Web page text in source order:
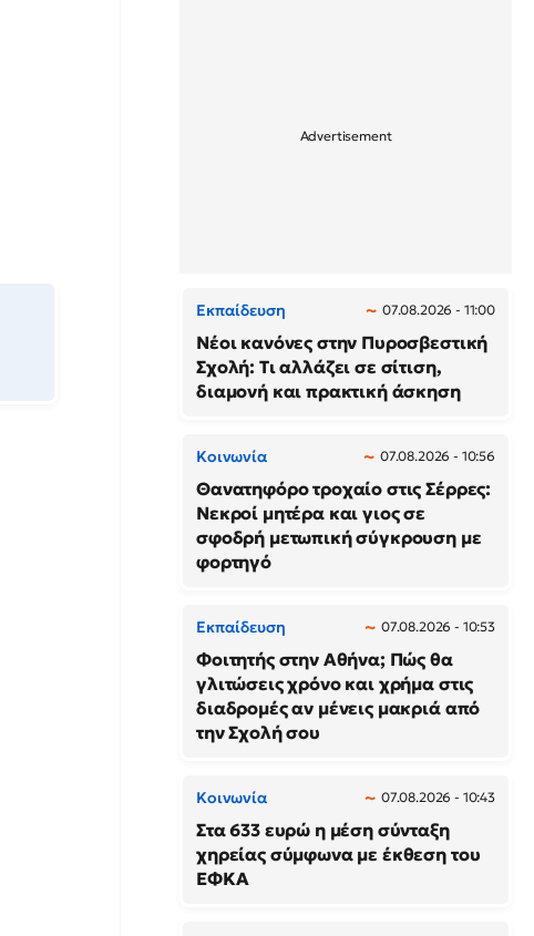
Εκπαίδευση 07.08.2026 - 11:00
Νέοι κανόνες στην Πυροσβεστική
Σχολή: Τι αλλάζει σε σίτιση,
διαμονή και πρακτική άσκηση
Κοινωνία 07.08.2026 - 10:56
Θανατηφόρο τροχαίο στις Σέρρες:
Νεκροί μητέρα και γιος σε
σφοδρή μετωπική σύγκρουση με
φορτηγό
Εκπαίδευση 07.08.2026 - 10:53
Φοιτητής στην Αθήνα; Πώς θα
γλιτώσεις χρόνο και χρήμα στις
διαδρομές αν μένεις μακριά από
την Σχολή σου
Κοινωνία 07.08.2026 - 10:43
Στα 633 ευρώ η μέση σύνταξη
χηρείας σύμφωνα με έκθεση του
ΕΦΚΑ